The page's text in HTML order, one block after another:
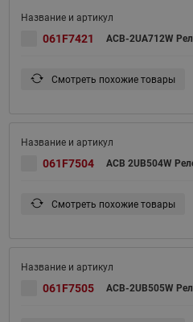
061F7421 ACB-2UA712W
Смотреть похожие товары
061F7504 ACB 2UB504W
Смотреть похожие товары
061F7505 ACB-2UB505W